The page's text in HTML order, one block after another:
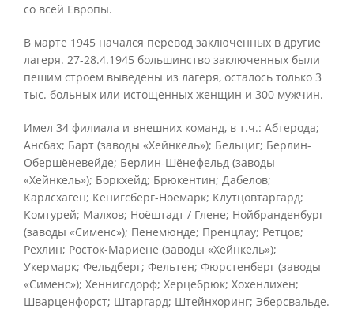
со всей Европы.
В марте 1945 начался перевод заключенных в другие
лагеря. 27-28.4.1945 большинство заключенных были
пешим строем выведены из лагеря, осталось только 3
тыс. больных или истощенных женщин и 300 мужчин.
Имел 34 филиала и внешних команд, в т.ч.: Абтерода;
Ансбах; Барт (заводы «Хейнкель»); Бельциг; Берлин-
Обершёневейде; Берлин-Шёнефельд (заводы
«Хейнкель»); Боркхейд; Брюкентин; Дабелов;
Карлсхаген; Кёнигсберг-Ноёмарк; Клутцовтаргард;
Комтурей; Малхов; Ноёштадт / Глене; Нойбранденбург
(заводы «Сименс»); Пенемюнде; Пренцлау; Ретцов;
Рехлин; Росток-Мариене (заводы «Хейнкель»);
Укермарк; Фельдберг; Фельтен; Фюрстенберг (заводы
«Сименс»); Хеннигсдорф; Херцебрюк; Хохенлихен;
Шварценфорст; Штаргард; Штейнхоринг; Эберсвальде.